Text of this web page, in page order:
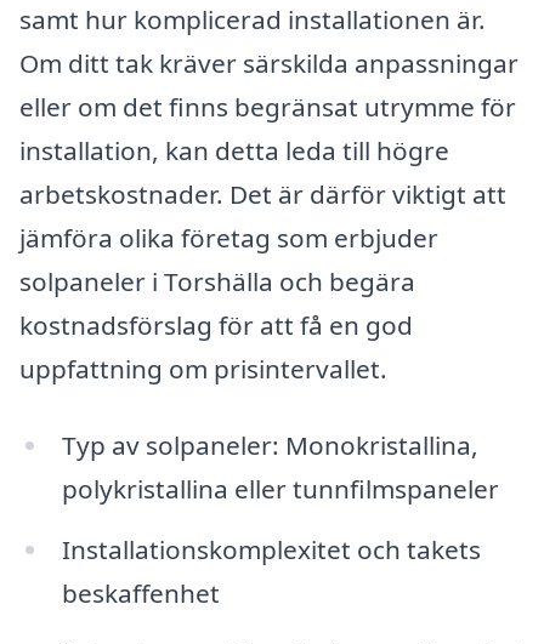
samt hur komplicerad installationen är.
Om ditt tak kräver särskilda anpassningar
eller om det finns begränsat utrymme för
installation, kan detta leda till högre
arbetskostnader. Det är därför viktigt att
jämföra olika företag som erbjuder
solpaneler i Torshälla och begära
kostnadsförslag för att få en god
uppfattning om prisintervallet.
Typ av solpaneler: Monokristallina,
polykristallina eller tunnfilmspaneler
Installationskomplexitet och takets
beskaffenhet